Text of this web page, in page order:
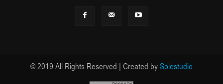
© 2019 All Rights Reserved | Created bySolostudio